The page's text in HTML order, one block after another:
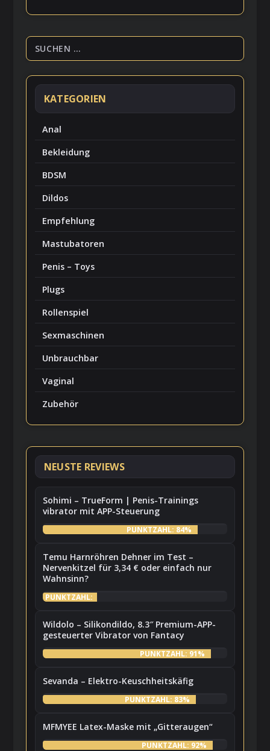
KATEGORIEN
Anal
Bekleidung
BDSM
Dildos
Empfehlung
Mastubatoren
Penis – Toys
Plugs
Rollenspiel
Sexmaschinen
Unbrauchbar
Vaginal
Zubehör
NEUSTE REVIEWS
Sohimi – TrueForm | Penis-Trainings
vibrator mit APP-Steuerung
PUNKTZAHL: 84%
Temu Harnröhren Dehner im Test –
Nervenkitzel für 3,34 € oder einfach nur
Wahnsinn?
PUNKTZAHL:
Wildolo – Silikondildo, 8.3″ Premium-APP-
gesteuerter Vibrator von Fantacy
PUNKTZAHL: 91%
Sevanda – Elektro-Keuschheitskäfig
PUNKTZAHL: 83%
MFMYEE Latex-Maske mit „Gitteraugen“
PUNKTZAHL: 92%